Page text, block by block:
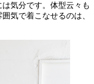
気分です。体型云々も
気で着こなせるのは、